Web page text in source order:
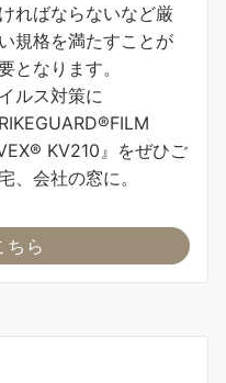
ればならないなど厳
規格を満たすことが
となります。
ルス対策に
RIKEGUARD®FILM
KV210』をぜひご
、会社の窓に。
ちら